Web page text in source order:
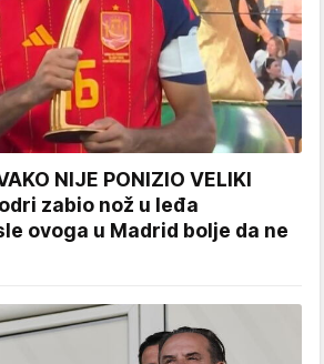
NIJE PONIZIO VELIKI
zabio nož u leđa
ovoga u Madrid bolje da ne